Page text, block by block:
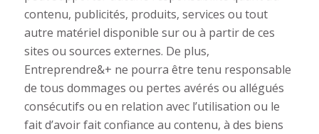
contenu, publicités, produits, services ou tout
autre matériel disponible sur ou à partir de ces
sites ou sources externes. De plus,
Entreprendre&+ ne pourra être tenu responsable
de tous dommages ou pertes avérés ou allégués
consécutifs ou en relation avec l’utilisation ou le
fait d’avoir fait confiance au contenu, à des biens